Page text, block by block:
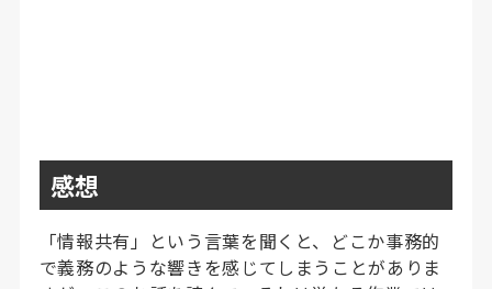
感想
「情報共有」という言葉を聞くと、どこか事務的
で義務のような響きを感じてしまうことがありま